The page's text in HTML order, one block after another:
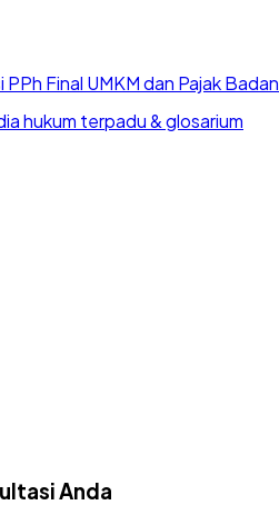
PPh Final UMKM dan Pajak Badan
hukum terpadu & glosarium
Anda